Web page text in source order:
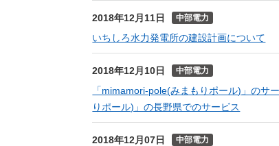
2018年12月11日 中部電力
いちしろ水力発電所の建設計画について
2018年12月10日 中部電力
「mimamori-pole(みまもりポール)」のサ
りポール)」の長野県でのサービス
2018年12月07日 中部電力